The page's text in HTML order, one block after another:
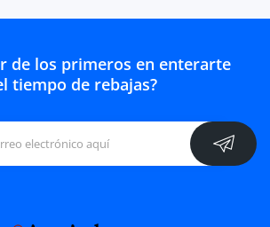
de los primeros en enterarte
tiempo de rebajas?